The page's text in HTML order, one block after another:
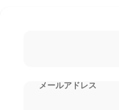
メールアドレス